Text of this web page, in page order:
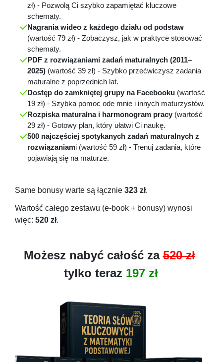
zł) - Pozwolą Ci szybko zapamiętać kluczowe
schematy.
Nagrania wideo z każdego działu od podstaw
(wartość 79 zł) - Zobaczysz, jak w praktyce stosować
schematy.
PDF z rozwiązaniami zadań maturalnych (2011–
2025) (wartość 39 zł) - Szybko przećwiczysz zadania
maturalne z poprzednich lat.
Dostęp do zamkniętej grupy na Facebooku (wartość
19 zł) - Szybka pomoc ode mnie i innych maturzystów.
Rozpiska maturalna i harmonogram pracy (wartość
29 zł) - Gotowy plan, który ułatwi Ci naukę.
500 najczęściej spotykanych zadań maturalnych z
rozwiązaniami (wartość 59 zł) - Trenuj zadania, które
pojawiają się na maturze.
Same bonusy warte są łącznie 323 zł.
Wartość całego zestawu (e-book + bonusy) wynosi
więc: 520 zł.
Możesz nabyć całość za520 zł
tylko teraz 197 zł